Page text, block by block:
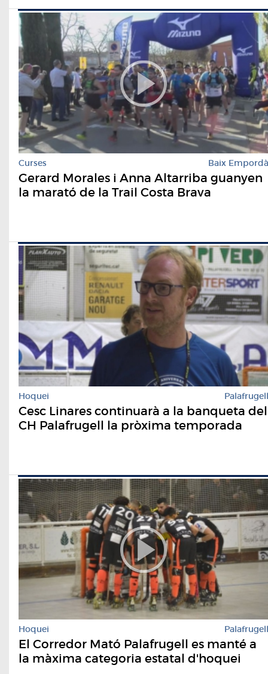
Curses Baix Empordà
Gerard Morales i Anna Altarriba guanyen
la marató de la Trail Costa Brava
Hoquei Palafrugell
Cesc Linares continuarà a la banqueta del
CH Palafrugell la pròxima temporada
Hoquei Palafrugell
El Corredor Mató Palafrugell es manté a
la màxima categoria estatal d'hoquei